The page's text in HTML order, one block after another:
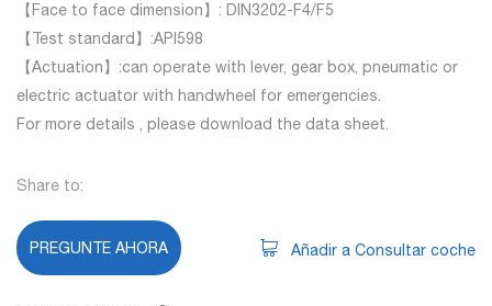
【Face to face dimension】: DIN3202-F4/F5
【Test standard】:API598
【Actuation】:can operate with lever, gear box, pneumatic or
electric actuator with handwheel for emergencies.
For more details , please download the data sheet.
Share to:
PREGUNTE AHORA Añadir a Consultar coche